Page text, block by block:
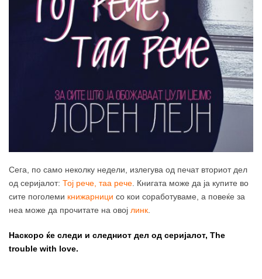
Сега, по само неколку недели, излегува од печат вториот дел
од серијалот: Тој рече, таа рече. Книгата може да ја купите во
сите поголеми книжарници со кои соработуваме, а повеќе за
неа може да прочитате на овој линк.
Наскоро ќе следи и следниот дел од серијалот, The
trouble with love.